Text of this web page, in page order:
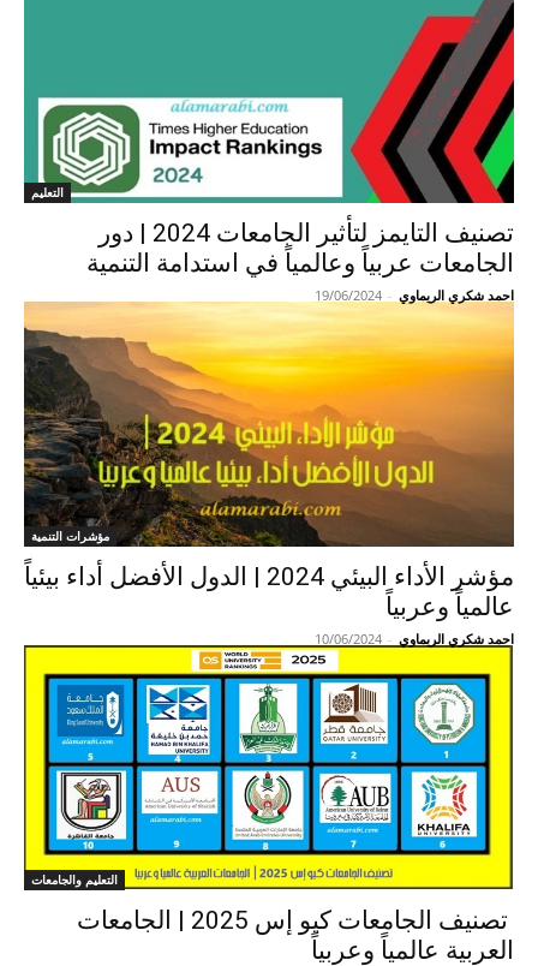
التعليم
تصنيف التايمز لتأثير الجامعات 2024 | دور
الجامعات عربياً وعالمياً في استدامة التنمية
احمد شكري الريماوي -
19/06/2024
مؤشرات التنمية
مؤشر الأداء البيئي 2024 | الدول الأفضل أداء بيئياً
عالمياً وعربياً
احمد شكري الريماوي -
10/06/2024
التعليم والجامعات
تصنيف الجامعات كيو إس 2025 | الجامعات
العربية عالمياً وعربياً